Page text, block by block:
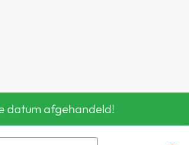
datum afgehandeld!